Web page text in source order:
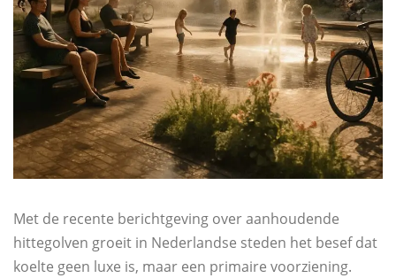
Met de recente berichtgeving over aanhoudende
hittegolven groeit in Nederlandse steden het besef dat
koelte geen luxe is, maar een primaire voorziening.